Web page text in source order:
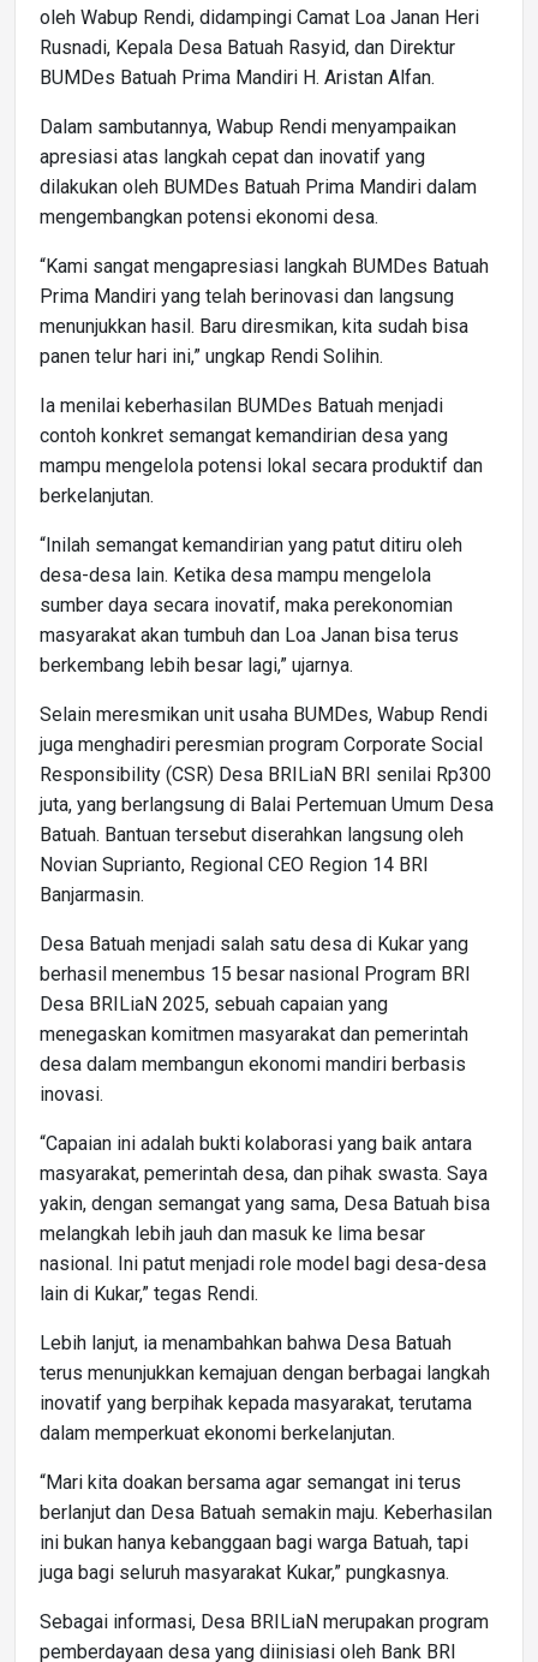
oleh Wabup Rendi, didampingi Camat Loa Janan Heri
Rusnadi, Kepala Desa Batuah Rasyid, dan Direktur
BUMDes Batuah Prima Mandiri H. Aristan Alfan.
Dalam sambutannya, Wabup Rendi menyampaikan
apresiasi atas langkah cepat dan inovatif yang
dilakukan oleh BUMDes Batuah Prima Mandiri dalam
mengembangkan potensi ekonomi desa.
“Kami sangat mengapresiasi langkah BUMDes Batuah
Prima Mandiri yang telah berinovasi dan langsung
menunjukkan hasil. Baru diresmikan, kita sudah bisa
panen telur hari ini,” ungkap Rendi Solihin.
Ia menilai keberhasilan BUMDes Batuah menjadi
contoh konkret semangat kemandirian desa yang
mampu mengelola potensi lokal secara produktif dan
berkelanjutan.
“Inilah semangat kemandirian yang patut ditiru oleh
desa-desa lain. Ketika desa mampu mengelola
sumber daya secara inovatif, maka perekonomian
masyarakat akan tumbuh dan Loa Janan bisa terus
berkembang lebih besar lagi,” ujarnya.
Selain meresmikan unit usaha BUMDes, Wabup Rendi
juga menghadiri peresmian program Corporate Social
Responsibility (CSR) Desa BRILiaN BRI senilai Rp300
juta, yang berlangsung di Balai Pertemuan Umum Desa
Batuah. Bantuan tersebut diserahkan langsung oleh
Novian Suprianto, Regional CEO Region 14 BRI
Banjarmasin.
Desa Batuah menjadi salah satu desa di Kukar yang
berhasil menembus 15 besar nasional Program BRI
Desa BRILiaN 2025, sebuah capaian yang
menegaskan komitmen masyarakat dan pemerintah
desa dalam membangun ekonomi mandiri berbasis
inovasi.
“Capaian ini adalah bukti kolaborasi yang baik antara
masyarakat, pemerintah desa, dan pihak swasta. Saya
yakin, dengan semangat yang sama, Desa Batuah bisa
melangkah lebih jauh dan masuk ke lima besar
nasional. Ini patut menjadi role model bagi desa-desa
lain di Kukar,” tegas Rendi.
Lebih lanjut, ia menambahkan bahwa Desa Batuah
terus menunjukkan kemajuan dengan berbagai langkah
inovatif yang berpihak kepada masyarakat, terutama
dalam memperkuat ekonomi berkelanjutan.
“Mari kita doakan bersama agar semangat ini terus
berlanjut dan Desa Batuah semakin maju. Keberhasilan
ini bukan hanya kebanggaan bagi warga Batuah, tapi
juga bagi seluruh masyarakat Kukar,” pungkasnya.
Sebagai informasi, Desa BRILiaN merupakan program
pemberdayaan desa yang diinisiasi oleh Bank BRI